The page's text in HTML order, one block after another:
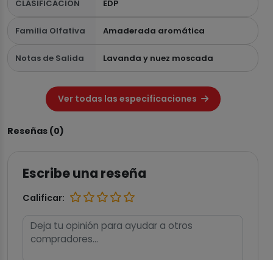
CLASIFICACIÓN EDP
Familia Olfativa Amaderada aromática
Notas de Salida Lavanda y nuez moscada
Ver todas las especificaciones
Reseñas (0)
Escribe una reseña
Calificar: